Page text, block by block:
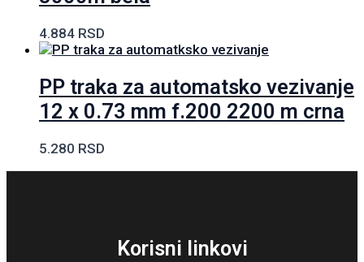
4.884 RSD
PP traka za automatsko vezivanje
12 x 0.73 mm f.200 2200 m crna
5.280 RSD
Korisni linkovi